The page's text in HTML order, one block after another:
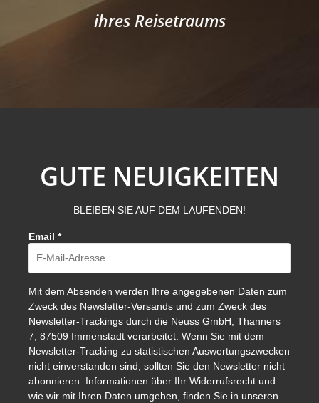
ihres Reisetraums
GUTE NEUIGKEITEN
BLEIBEN SIE AUF DEM LAUFENDEN!
Email *
Mit dem Absenden werden Ihre angegebenen Daten zum
Zweck des Newsletter-Versands und zum Zweck des
Newsletter-Trackings durch die Neuss GmbH, Thanners
7, 87509 Immenstadt verarbeitet. Wenn Sie mit dem
Newsletter-Tracking zu statistischen Auswertungszwecken
nicht einverstanden sind, sollten Sie den Newsletter nicht
abonnieren. Informationen über Ihr Widerrufsrecht und
wie wir mit Ihren Daten umgehen, finden Sie in unseren